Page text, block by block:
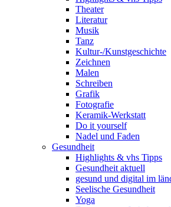
Theater
Literatur
Musik
Tanz
Kultur-/Kunstgeschichte
Zeichnen
Malen
Schreiben
Grafik
Fotografie
Keramik-Werkstatt
Do it yourself
Nadel und Faden
Gesundheit
Highlights & vhs Tipps
Gesundheit aktuell
gesund und digital im
Seelische Gesundheit
Yoga